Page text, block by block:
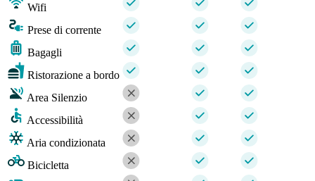
Wifi
Prese di corrente
Bagagli
Ristorazione a bordo
Area Silenzio
Accessibilità
Aria condizionata
Bicicletta